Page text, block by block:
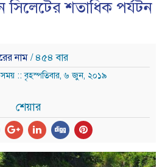
শতাধিক পর্যটন
নাম / ৪৫৪ বার
:: বৃহস্পতিবার, ৬ জুন, ২০১৯
শেয়ার